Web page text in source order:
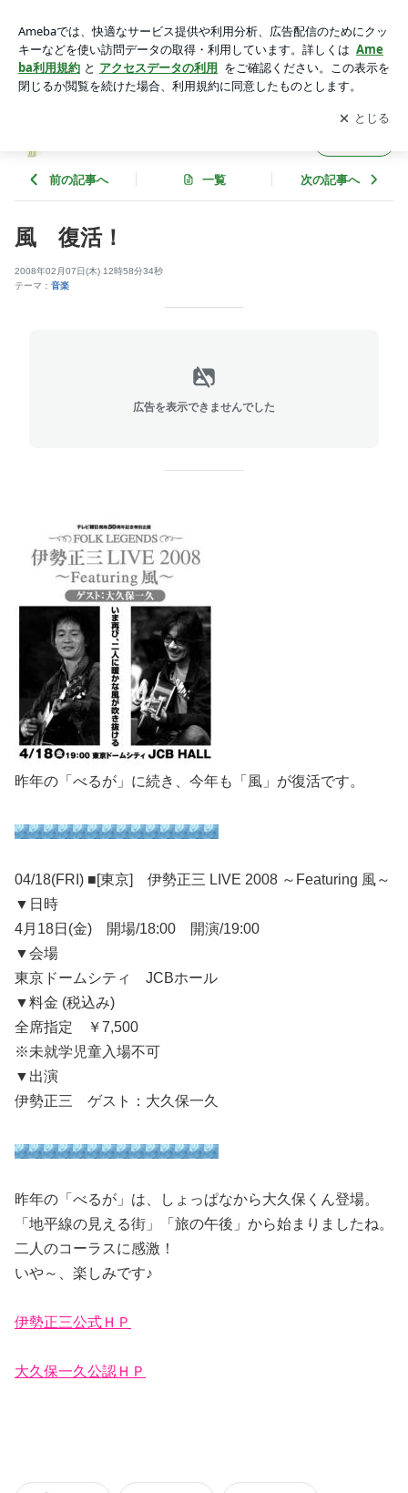
アプリをダウンロードして ブログの更新通知
を受け取りまし
ょう。
開く
前の記事へ 一覧 次の記事へ
風 復活！
2008年02月07日(木) 12時58分34秒
テーマ： 音楽
広告を表示できませんでした
昨年の「べるが」に続き、今年も「風」が復活です。
04/18(FRI) ■[東京] 伊勢正三 LIVE 2008 ～Featuring 風～
▼日時
4月18日(金) 開場/18:00 開演/19:00
▼会場
東京ドームシティ JCBホール
▼料金 (税込み)
全席指定 ￥7,500
※未就学児童入場不可
▼出演
伊勢正三 ゲスト：大久保一久
昨年の「べるが」は、しょっぱなから大久保くん登場。
「地平線の見える街」「旅の午後」から始まりましたね。
二人のコーラスに感激！
いや～、楽しみです♪
伊勢正三公式ＨＰ
大久保一久公認ＨＰ